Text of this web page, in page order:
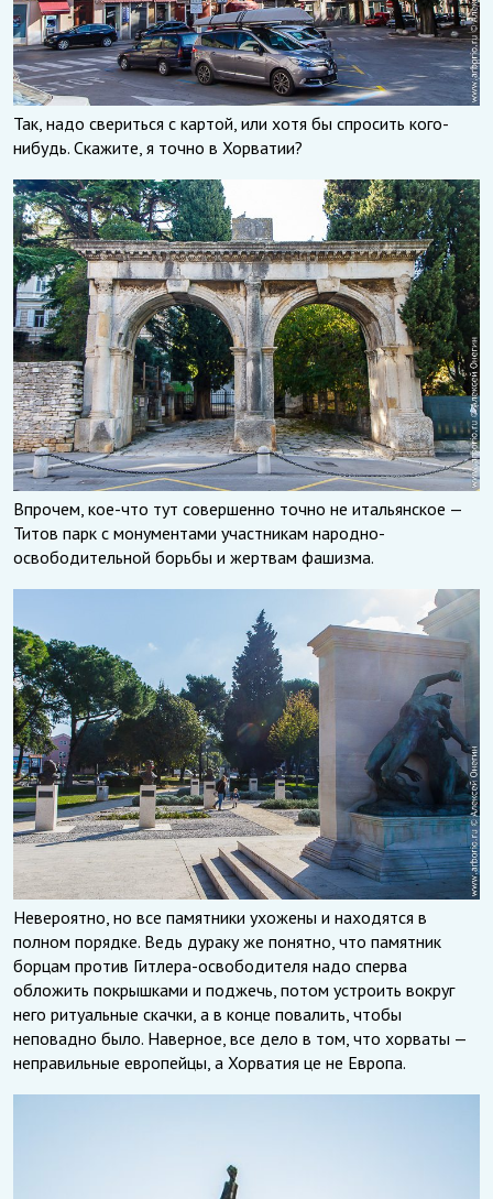
Так, надо свериться с картой, или хотя бы спросить кого-
нибудь. Скажите, я точно в Хорватии?
Впрочем, кое-что тут совершенно точно не итальянское —
Титов парк с монументами участникам народно-
освободительной борьбы и жертвам фашизма.
Невероятно, но все памятники ухожены и находятся в
полном порядке. Ведь дураку же понятно, что памятник
борцам против Гитлера-освободителя надо сперва
обложить покрышками и поджечь, потом устроить вокруг
него ритуальные скачки, а в конце повалить, чтобы
неповадно было. Наверное, все дело в том, что хорваты —
неправильные европейцы, а Хорватия це не Европа.